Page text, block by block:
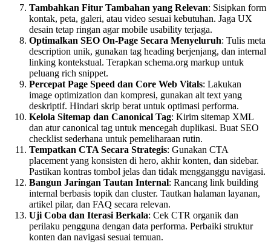
Tambahkan Fitur Tambahan yang Relevan: Sisipkan form
kontak, peta, galeri, atau video sesuai kebutuhan. Jaga UX
desain tetap ringan agar mobile usability terjaga.
Optimalkan SEO On-Page Secara Menyeluruh: Tulis meta
description unik, gunakan tag heading berjenjang, dan internal
linking kontekstual. Terapkan schema.org markup untuk
peluang rich snippet.
Percepat Page Speed dan Core Web Vitals: Lakukan
image optimization dan kompresi, gunakan alt text yang
deskriptif. Hindari skrip berat untuk optimasi performa.
Kelola Sitemap dan Canonical Tag: Kirim sitemap XML
dan atur canonical tag untuk mencegah duplikasi. Buat SEO
checklist sederhana untuk pemeliharaan rutin.
Tempatkan CTA Secara Strategis: Gunakan CTA
placement yang konsisten di hero, akhir konten, dan sidebar.
Pastikan kontras tombol jelas dan tidak mengganggu navigasi.
Bangun Jaringan Tautan Internal: Rancang link building
internal berbasis topik dan cluster. Tautkan halaman layanan,
artikel pilar, dan FAQ secara relevan.
Uji Coba dan Iterasi Berkala: Cek CTR organik dan
perilaku pengguna dengan data performa. Perbaiki struktur
konten dan navigasi sesuai temuan.